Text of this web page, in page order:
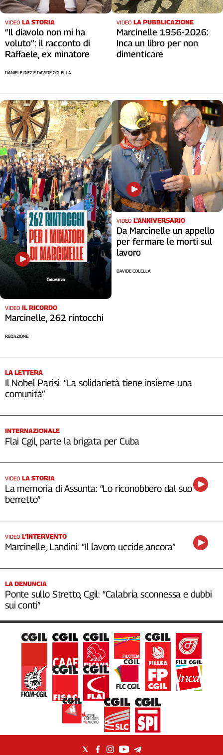
D'Aosta
Archivio
Storico
1955-
Cerca
Contatti
La
redazione
Newsletter
Social
VIDEO LA STORIA
“Il diavolo non mi ha
voluto”: il racconto di
Raffaele, ex minatore
DANIELE DIEZ E DAVIDE COLELLA
VIDEO LA PUBBLICAZIONE
Marcinelle 1956-2026:
Inca un libro per non
dimenticare
VIDEO IL RICORDO
Marcinelle, 262 rintocchi
REDAZIONE
VIDEO L'ANNIVERSARIO
Da Marcinelle un appello
per fermare le morti sul
lavoro
DAVIDE COLELLA
LA LETTERA
Il Nobel Parisi: “La solidarietà tiene insieme una
comunità”
INTERNAZIONALE
Flai Cgil, parte la brigata per Cuba
VIDEO LA STORIA
La memoria di Assunta: “Lo riconobbero dal suo
berretto”
VIDEO L’INTERVENTO
Marcinelle, Landini: “Il lavoro uccide ancora”
LA DENUNCIA
Ponte sullo Stretto, Cgil: “Calabria sconnessa e dubbi
sui conti”